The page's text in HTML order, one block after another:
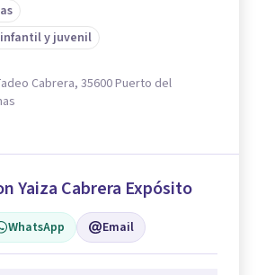
y juvenil
Cabrera, 35600 Puerto del
Yaiza Cabrera Expósito
WhatsApp Email